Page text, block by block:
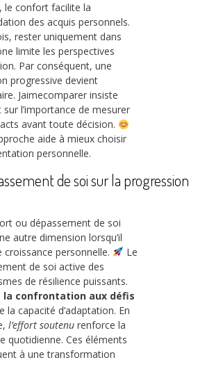
le confort facilite la
des acquis personnels.
rester uniquement dans
limite les perspectives
Par conséquent, une
progressive devient
Jaimecomparer insiste
sur l’importance de mesurer
avant toute décision.
aide à mieux choisir
personnelle.
de soi sur la progression
ou dépassement de soi
autre dimension lorsqu’il
croissance personnelle.
Le
de soi active des
de résilience puissants.
la confrontation aux défis
la capacité d’adaptation. En
l’effort soutenu renforce la
quotidienne. Ces éléments
à une transformation